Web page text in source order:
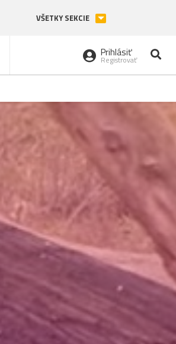
VŠETKY SEKCIE
Prihlásiť
Registrovať